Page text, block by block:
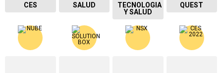
CES SALUD
TECNOLOGIA
Y SALUD
QUEST